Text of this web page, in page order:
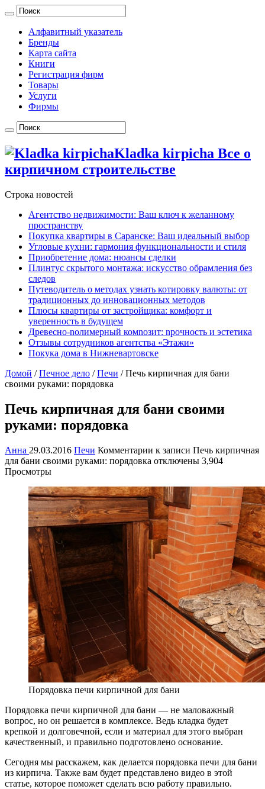
Алфавитный указатель
Бренды
Карта сайта
Книги
Регистрация фирм
Товары
Услуги
Фирмы
Kladka kirpicha Все о
кирпичном строительстве
Строка новостей
Агентство недвижимости: Ваш ключ к желанному
пространству
Покупка квартиры в Саранске: Ваш идеальный выбор
Угловые кухни: гармония функциональности и стиля
Приобретение дома: нюансы сделки
Плинтус скрытого монтажа: искусство обрамления без
следов
Путеводитель о методах узнать котировку валюты: от
традиционных до инновационных методов
Плюсы квартиры от застройщика: комфорт и
уверенность в будущем
Древесно-nолимерный комnозит: nрочность и эстетика
Отзывы сотрудников агентства «Этажи»
Покука дома в Нижневартовске
Домой / Печное дело / Печи / Печь кирпичная для бани
своими руками: порядовка
Печь кирпичная для бани своими
руками: порядовка
Анна 29.03.2016 Печи Комментарии к записи Печь кирпичная
для бани своими руками: порядовка отключены 3,904
Просмотры
Порядовка печи кирпичной для бани
Порядовка печи кирпичной для бани — не маловажный
вопрос, но он решается в комплексе. Ведь кладка будет
крепкой и долговечной, если и материал для этого выбран
качественный, и правильно подготовлено основание.
Сегодня мы расскажем, как делается порядовка печи для бани
из кирпича. Также вам будет представлено видео в этой
статье, которое поможет сделать всю работу правильно.